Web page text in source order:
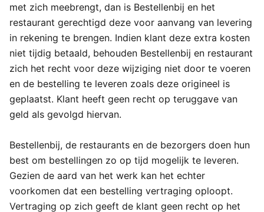
met zich meebrengt, dan is Bestellenbij en het
restaurant gerechtigd deze voor aanvang van levering
in rekening te brengen. Indien klant deze extra kosten
niet tijdig betaald, behouden Bestellenbij en restaurant
zich het recht voor deze wijziging niet door te voeren
en de bestelling te leveren zoals deze origineel is
geplaatst. Klant heeft geen recht op teruggave van
geld als gevolgd hiervan.
Bestellenbij, de restaurants en de bezorgers doen hun
best om bestellingen zo op tijd mogelijk te leveren.
Gezien de aard van het werk kan het echter
voorkomen dat een bestelling vertraging oploopt.
Vertraging op zich geeft de klant geen recht op het